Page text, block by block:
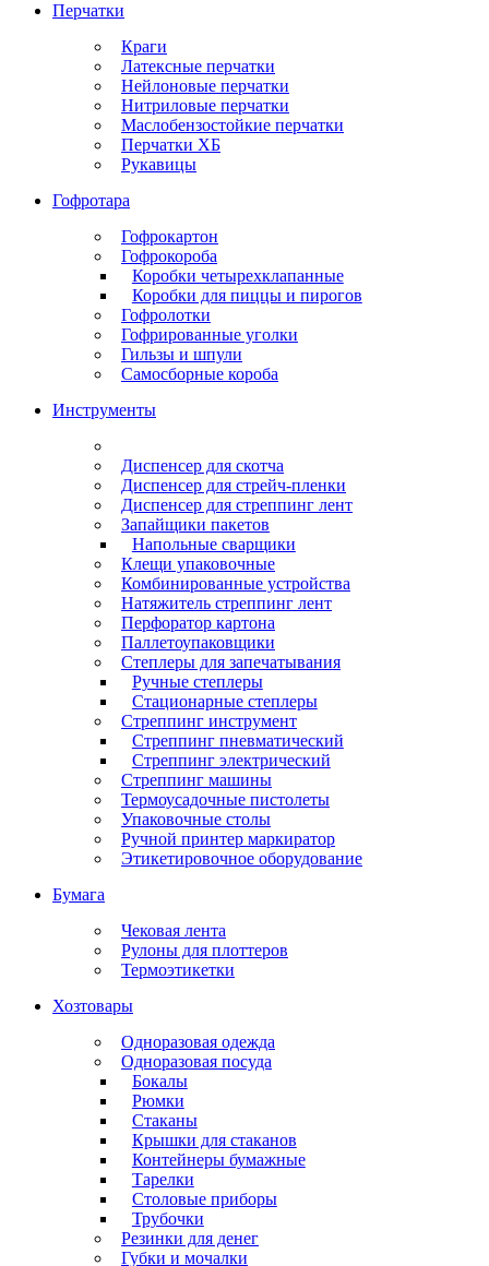
Перчатки
Краги
Латексные перчатки
Нейлоновые перчатки
Нитриловые перчатки
Маслобензостойкие перчатки
Перчатки ХБ
Рукавицы
Гофротара
Гофрокартон
Гофрокороба
Коробки четырехклапанные
Коробки для пиццы и пирогов
Гофролотки
Гофрированные уголки
Гильзы и шпули
Самосборные короба
Инструменты
Диспенсер для скотча
Диспенсер для стрейч-пленки
Диспенсер для стреппинг лент
Запайщики пакетов
Напольные сварщики
Клещи упаковочные
Комбинированные устройства
Натяжитель стреппинг лент
Перфоратор картона
Паллетоупаковщики
Степлеры для запечатывания
Ручные степлеры
Стационарные степлеры
Стреппинг инструмент
Стреппинг пневматический
Стреппинг электрический
Стреппинг машины
Термоусадочные пистолеты
Упаковочные столы
Ручной принтер маркиратор
Этикетировочное оборудование
Бумага
Чековая лента
Рулоны для плоттеров
Термоэтикетки
Хозтовары
Одноразовая одежда
Одноразовая посуда
Бокалы
Рюмки
Стаканы
Крышки для стаканов
Контейнеры бумажные
Тарелки
Столовые приборы
Трубочки
Резинки для денег
Губки и мочалки